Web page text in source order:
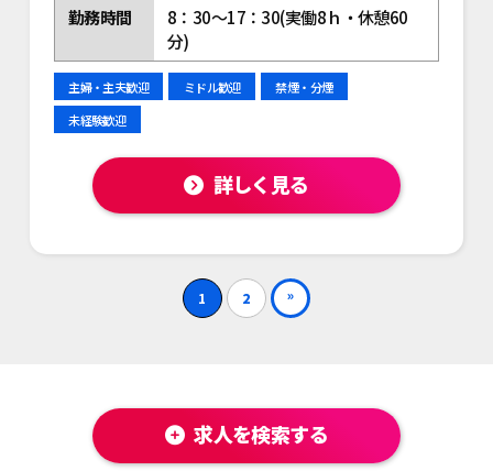
勤務時間
8：30～17：30(実働8ｈ・休憩60
分)
主婦・主夫歓迎 ミドル歓迎
禁煙・分煙
未経験歓迎
詳しく見る
1 2 »
求人を検索する